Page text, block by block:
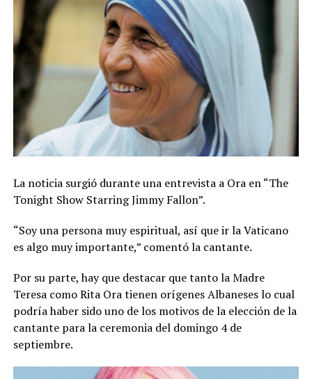
La noticia surgió durante una entrevista a Ora en “The
Tonight Show Starring Jimmy Fallon”.
“Soy una persona muy espiritual, así que ir la Vaticano
es algo muy importante,” comentó la cantante.
Por su parte, hay que destacar que tanto la Madre
Teresa como Rita Ora tienen orígenes Albaneses lo cual
podría haber sido uno de los motivos de la elección de la
cantante para la ceremonia del domingo 4 de
septiembre.